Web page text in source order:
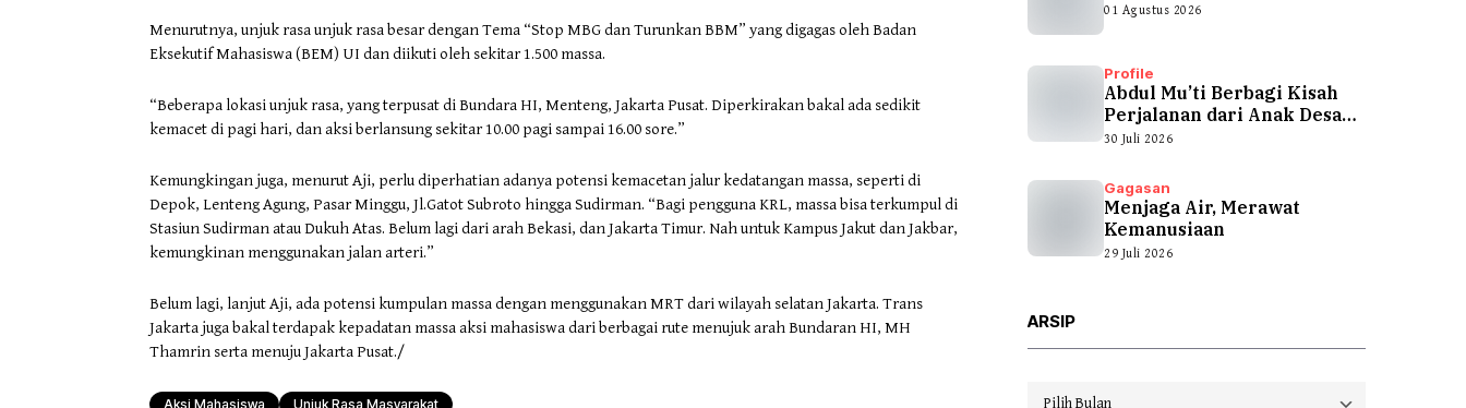
Menurutnya, unjuk rasa unjuk rasa besar dengan Tema “Stop MBG dan Turunkan BBM” yang digagas oleh Badan
Eksekutif Mahasiswa (BEM) UI dan diikuti oleh sekitar 1.500 massa.
“Beberapa lokasi unjuk rasa, yang terpusat di Bundara HI, Menteng, Jakarta Pusat. Diperkirakan bakal ada sedikit
kemacet di pagi hari, dan aksi berlansung sekitar 10.00 pagi sampai 16.00 sore.”
Kemungkingan juga, menurut Aji, perlu diperhatian adanya potensi kemacetan jalur kedatangan massa, seperti di
Depok, Lenteng Agung, Pasar Minggu, Jl.Gatot Subroto hingga Sudirman. “Bagi pengguna KRL, massa bisa terkumpul di
Stasiun Sudirman atau Dukuh Atas. Belum lagi dari arah Bekasi, dan Jakarta Timur. Nah untuk Kampus Jakut dan Jakbar,
kemungkinan menggunakan jalan arteri.”
Belum lagi, lanjut Aji, ada potensi kumpulan massa dengan menggunakan MRT dari wilayah selatan Jakarta. Trans
Jakarta juga bakal terdapak kepadatan massa aksi mahasiswa dari berbagai rute menujuk arah Bundaran HI, MH
Thamrin serta menuju Jakarta Pusat./
Aksi Mahasiswa Unjuk Rasa Masyarakat
01 Agustus 2026
Profile
Abdul Mu’ti Berbagi Kisah
Perjalanan dari Anak Desa
hingga...
30 Juli 2026
Gagasan
Menjaga Air, Merawat
Kemanusiaan
29 Juli 2026
ARSIP
Arsip